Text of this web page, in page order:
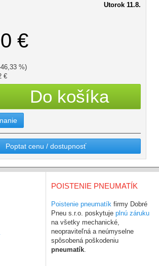
Utorok 11.8.
€
%)
€
Poptat cenu / dostupnosť
POISTENIE PNEUMATÍK
Poistenie pneumatík firmy Dobré
Pneu s.r.o. poskytuje plnú záruku
na všetky mechanické,
neopraviteľná a neúmyselne
spôsobená poškodeniu
pneumatík